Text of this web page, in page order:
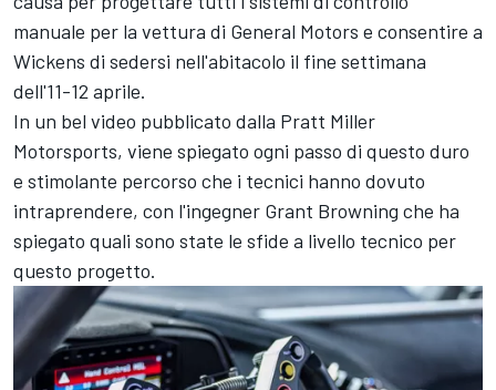
manuale per la vettura di General Motors e consentire a
Wickens di sedersi nell'abitacolo il fine settimana
dell'11-12 aprile.
In un bel video pubblicato dalla Pratt Miller
Motorsports, viene spiegato ogni passo di questo duro
e stimolante percorso che i tecnici hanno dovuto
intraprendere, con l'ingegner Grant Browning che ha
spiegato quali sono state le sfide a livello tecnico per
questo progetto.